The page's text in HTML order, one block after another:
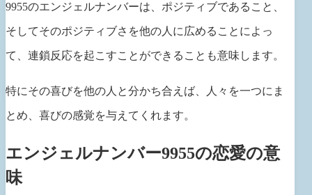
9955のエンジェルナンバーは、ポジティブであること、
そしてそのポジティブさを他の人に広めることによっ
て、連鎖反応を起こすことができることも意味します。
特にその喜びを他の人と分かち合えば、人々を一つにま
とめ、喜びの感覚を与えてくれます。
エンジェルナンバー9955の恋愛の意
味